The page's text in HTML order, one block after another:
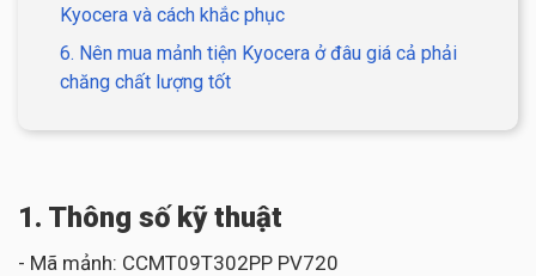
Kyocera và cách khắc phục
6. Nên mua mảnh tiện Kyocera ở đâu giá cả phải
chăng chất lượng tốt
1. Thông số kỹ thuật
- Mã mảnh: CCMT09T302PP PV720